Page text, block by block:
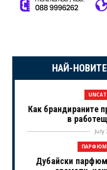
НАЙ-
Как брандираните
в
July
Дубайски